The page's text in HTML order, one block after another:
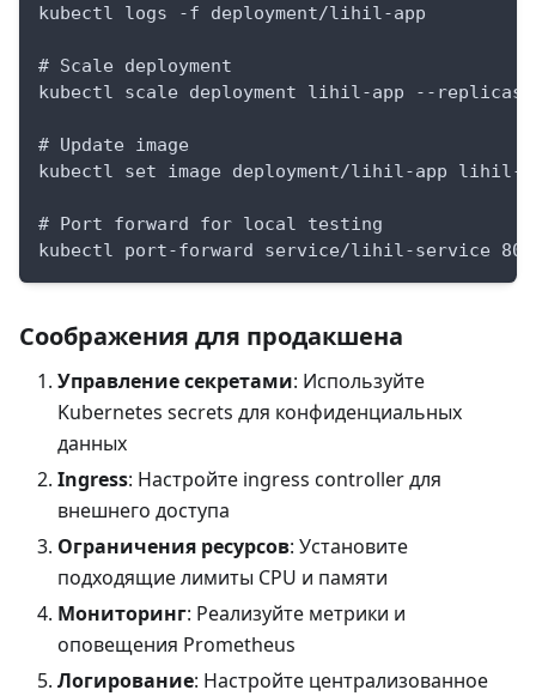
kubectl logs -f deployment/lihil-app
# Scale deployment
kubectl scale deployment lihil-app --
# Update image
kubectl set image deployment/lihil-app lihil-
# Port forward for local testing
kubectl port-forward service/lihil-service
Соображения для продакшена
Управление секретами: Используйте
Kubernetes secrets для конфиденциальных
данных
Ingress: Настройте ingress controller для
внешнего доступа
Ограничения ресурсов: Установите
подходящие лимиты CPU и памяти
Мониторинг: Реализуйте метрики и
оповещения Prometheus
Логирование: Настройте централизованное